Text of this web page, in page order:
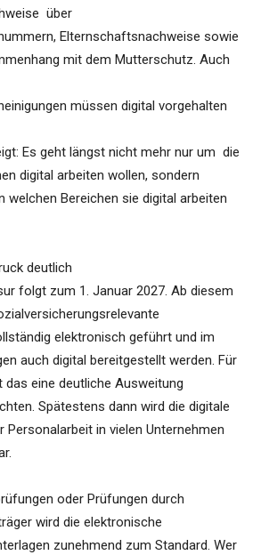
über
Elternschaftsnachweise sowie
mit dem Mutterschutz. Auch
müssen digital vorgehalten
Es geht längst nicht mehr nur um die
digital arbeiten wollen, sondern
welchen Bereichen sie digital arbeiten
deutlich
folgt zum 1. Januar 2027. Ab diesem
elektronisch geführt und im
auch digital bereitgestellt werden. Für
das eine deutliche Ausweitung
Spätestens dann wird die digitale
Personalarbeit in vielen Unternehmen
oder Prüfungen durch
wird die elektronische
zunehmend zum Standard. Wer